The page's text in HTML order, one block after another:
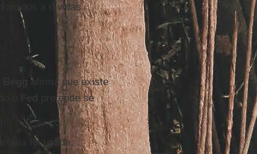
a dívidas
afirma que existe
o
pretende se
foi usada,